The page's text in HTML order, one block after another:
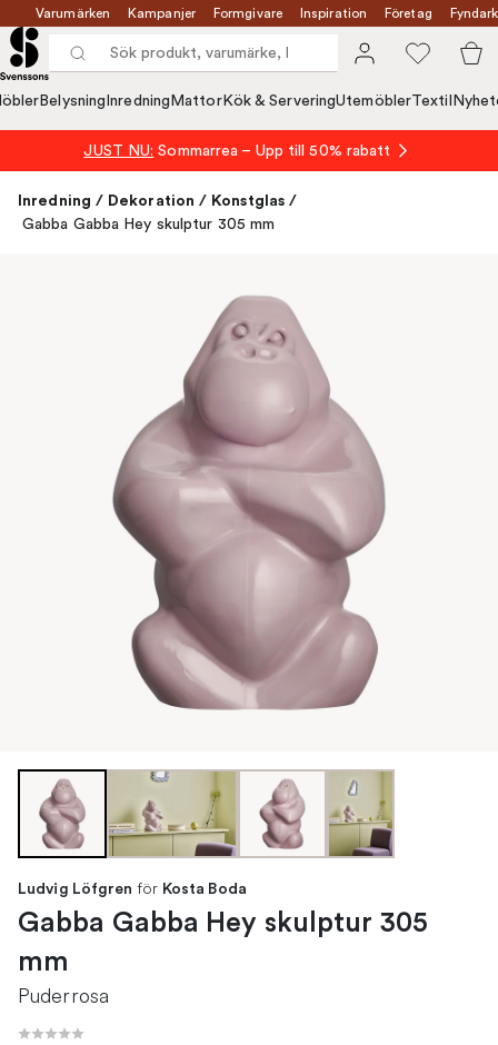
Varumärken Kampanjer Formgivare Inspiration Företag
Belysning Inredning MattorKök & ServeringUtemöblerTextil
JUST NU: Sommarrea – Upp till 50% rabatt
Inredning / Dekoration / Konstglas /
Gabba Gabba Hey skulptur 305 mm
Ludvig Löfgren för Kosta Boda
Gabba Gabba Hey skulptur 305
mm
Puderrosa